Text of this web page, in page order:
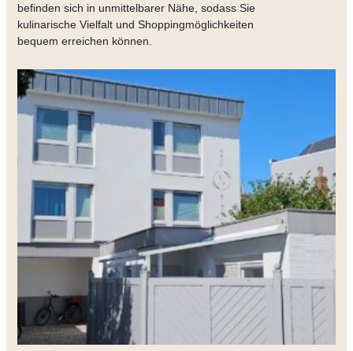
befinden sich in unmittelbarer Nähe, sodass Sie
kulinarische Vielfalt und Shoppingmöglichkeiten
bequem erreichen können.